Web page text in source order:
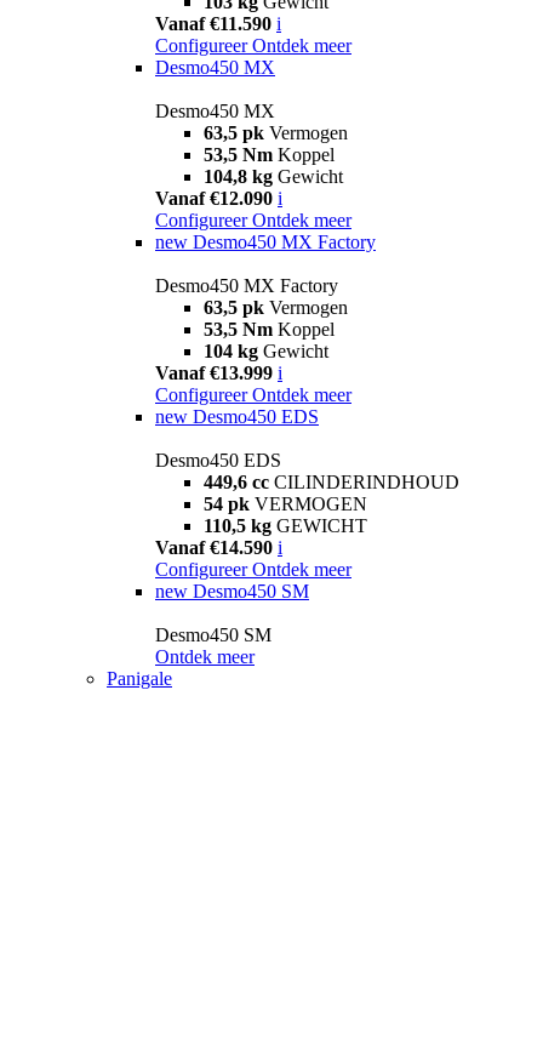
Vanaf €11.590 i
Configureer Ontdek meer
Desmo450 MX
Desmo450 MX
63,5 pk Vermogen
53,5 Nm Koppel
104,8 kg Gewicht
Vanaf €12.090 i
Configureer Ontdek meer
new Desmo450 MX Factory
Desmo450 MX Factory
63,5 pk Vermogen
53,5 Nm Koppel
104 kg Gewicht
Vanaf €13.999 i
Configureer Ontdek meer
new Desmo450 EDS
Desmo450 EDS
449,6 cc CILINDERINDHOUD
54 pk VERMOGEN
110,5 kg GEWICHT
Vanaf €14.590 i
Configureer Ontdek meer
new Desmo450 SM
Desmo450 SM
Ontdek meer
Panigale